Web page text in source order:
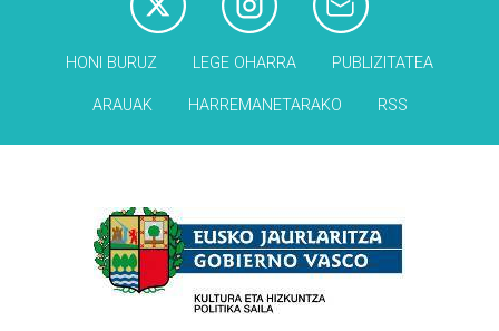
HONI BURUZ LEGE OHARRA PUBLIZITATEA
ARAUAK HARREMANETARAKO RSS